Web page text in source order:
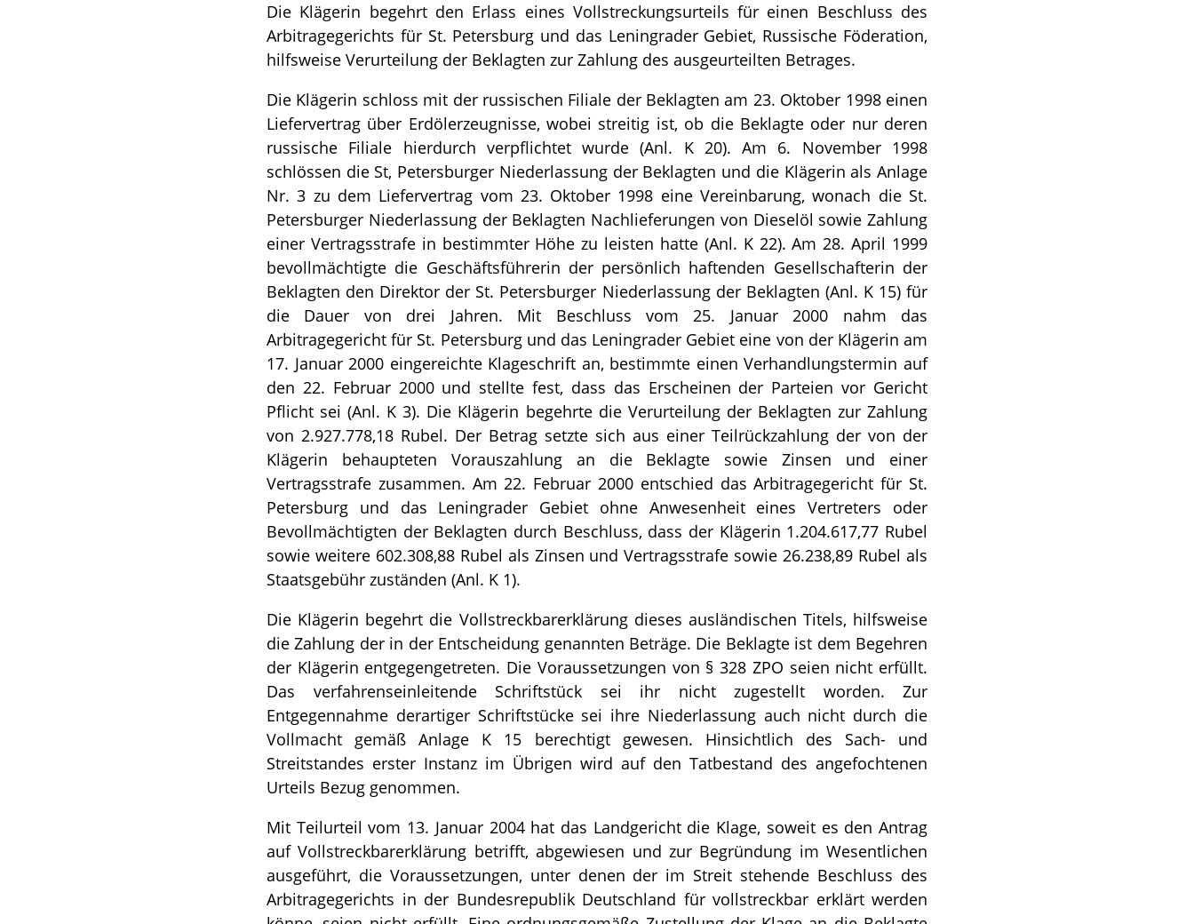
Die Klägerin begehrt den Erlass eines Vollstreckungsurteils für einen Beschluss des
Arbitragegerichts für St. Petersburg und das Leningrader Gebiet, Russische Föderation,
hilfsweise Verurteilung der Beklagten zur Zahlung des ausgeurteilten Betrages.
Die Klägerin schloss mit der russischen Filiale der Beklagten am 23. Oktober 1998 einen
Liefervertrag über Erdölerzeugnisse, wobei streitig ist, ob die Beklagte oder nur deren
russische Filiale hierdurch verpflichtet wurde (Anl. K 20). Am 6. November 1998
schlössen die St, Petersburger Niederlassung der Beklagten und die Klägerin als Anlage
Nr. 3 zu dem Liefervertrag vom 23. Oktober 1998 eine Vereinbarung, wonach die St.
Petersburger Niederlassung der Beklagten Nachlieferungen von Dieselöl sowie Zahlung
einer Vertragsstrafe in bestimmter Höhe zu leisten hatte (Anl. K 22). Am 28. April 1999
bevollmächtigte die Geschäftsführerin der persönlich haftenden Gesellschafterin der
Beklagten den Direktor der St. Petersburger Niederlassung der Beklagten (Anl. K 15) für
die Dauer von drei Jahren. Mit Beschluss vom 25. Januar 2000 nahm das
Arbitragegericht für St. Petersburg und das Leningrader Gebiet eine von der Klägerin am
17. Januar 2000 eingereichte Klageschrift an, bestimmte einen Verhandlungstermin auf
den 22. Februar 2000 und stellte fest, dass das Erscheinen der Parteien vor Gericht
Pflicht sei (Anl. K 3). Die Klägerin begehrte die Verurteilung der Beklagten zur Zahlung
von 2.927.778,18 Rubel. Der Betrag setzte sich aus einer Teilrückzahlung der von der
Klägerin behaupteten Vorauszahlung an die Beklagte sowie Zinsen und einer
Vertragsstrafe zusammen. Am 22. Februar 2000 entschied das Arbitragegericht für St.
Petersburg und das Leningrader Gebiet ohne Anwesenheit eines Vertreters oder
Bevollmächtigten der Beklagten durch Beschluss, dass der Klägerin 1.204.617,77 Rubel
sowie weitere 602.308,88 Rubel als Zinsen und Vertragsstrafe sowie 26.238,89 Rubel als
Staatsgebühr zuständen (Anl. K 1).
Die Klägerin begehrt die Vollstreckbarerklärung dieses ausländischen Titels, hilfsweise
die Zahlung der in der Entscheidung genannten Beträge. Die Beklagte ist dem Begehren
der Klägerin entgegengetreten. Die Voraussetzungen von § 328 ZPO seien nicht erfüllt.
Das verfahrenseinleitende Schriftstück sei ihr nicht zugestellt worden. Zur
Entgegennahme derartiger Schriftstücke sei ihre Niederlassung auch nicht durch die
Vollmacht gemäß Anlage K 15 berechtigt gewesen. Hinsichtlich des Sach- und
Streitstandes erster Instanz im Übrigen wird auf den Tatbestand des angefochtenen
Urteils Bezug genommen.
Mit Teilurteil vom 13. Januar 2004 hat das Landgericht die Klage, soweit es den Antrag
auf Vollstreckbarerklärung betrifft, abgewiesen und zur Begründung im Wesentlichen
ausgeführt, die Voraussetzungen, unter denen der im Streit stehende Beschluss des
Arbitragegerichts in der Bundesrepublik Deutschland für vollstreckbar erklärt werden